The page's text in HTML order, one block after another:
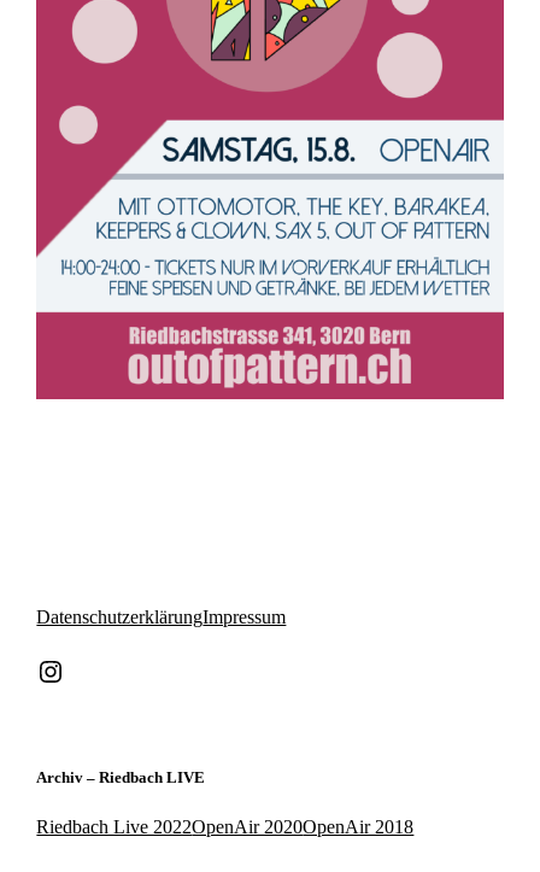
DatenschutzerklärungImpressum
Instagram
Archiv – Riedbach LIVE
Riedbach Live 2022OpenAir 2020OpenAir 2018